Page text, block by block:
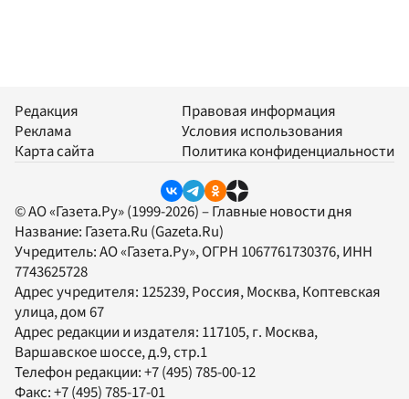
Редакция
Реклама
Карта сайта
Правовая информация
Условия использования
Политика конфиденциальности
© АО «Газета.Ру» (1999-2026) – Главные новости дня
Название: Газета.Ru (Gazeta.Ru)
Учредитель:АО «Газета.Ру», ОГРН 1067761730376, ИНН
7743625728
Адрес учредителя: 125239, Россия, Москва, Коптевская
улица, дом 67
Адрес редакции и издателя: 117105, г. Москва,
Варшавское шоссе, д.9, стр.1
Телефон редакции:+7 (495) 785-00-12
Факс:+7 (495) 785-17-01